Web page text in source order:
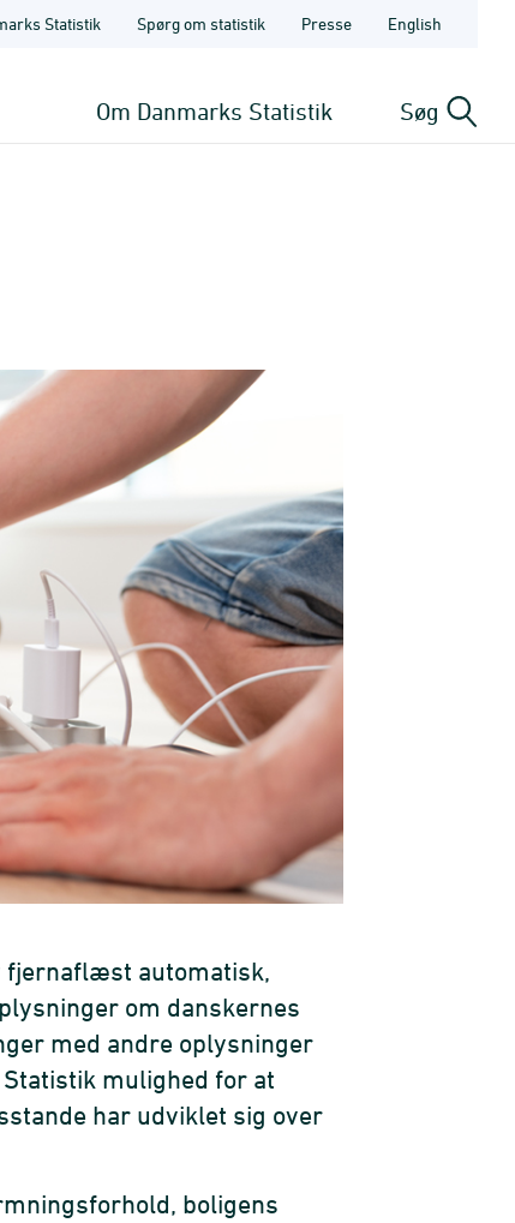
Statistik Spørg om statistik Presse English
Om Danmarks Statistik Søg
fjernaflæst automatisk,
om danskernes
med andre oplysninger
mulighed for at
har udviklet sig over
boligens